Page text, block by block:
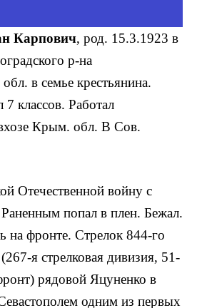
Карпович, род. 15.3.1923 в
р-на
в семье крестья­нина.
классов. Работал
Крым. обл. В Сов.
Отечественной войну с
Раненным попал в плен. Бежал.
на фронте. Стрелок 844-го
я стрелковая дивизия, 51-
рядовой Яцуненко в
одним из первых